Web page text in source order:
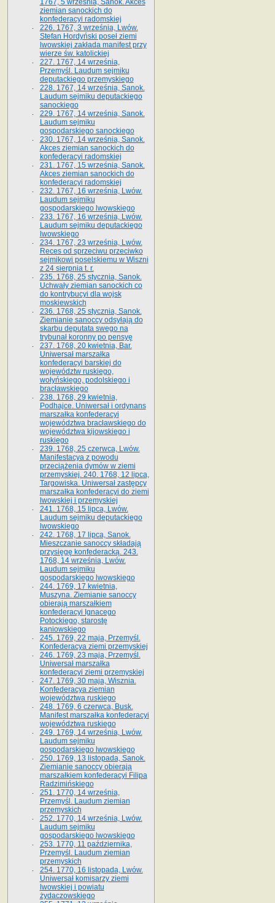
1767, 5 września, Sanok. Akces
ziemian sanockich do
konfederacyi radomskiej
226. 1767, 3 września, Lwów.
Stefan Hordyński poseł ziemi
lwowskiej zakłada manifest przy
wierze św. ka­tolickiej
227. 1767, 14 września,
Przemyśl. Laudum sejmiku
deputackiego przemyskiego
228. 1767, 14 września, Sanok.
Laudum sejmiku deputackiego
sanockiego
229. 1767, 14 września, Sanok.
Laudum sejmiku
gospodarskiego sanockiego
230. 1767, 14 września, Sanok.
Akces ziemian sanockich do
konfederacyi radomskiej
231. 1767, 15 września, Sanok.
Akces ziemian sanockich do
konfederacyi radomskiej
232. 1767, 16 września, Lwów.
Laudum sejmiku
gospodarskiego lwowskiego
233. 1767, 16 września, Lwów.
Laudum sejmiku deputackiego
lwowskiego
234. 1767, 23 września, Lwów.
Reces od sprzeciwu przeciwko
sejmikowi poselskiemu w Wiszni
z 24 sierpnia t. r.
235. 1768, 25 stycznia, Sanok.
Uchwały ziemian sanockich co
do kontrybucyi dla wojsk
moskiewskich
236. 1768, 25 stycznia, Sanok.
Ziemianie sanoccy odsyłają do
skarbu deputata swego na
trybunał koronny po pensyę
237. 1768, 20 kwietnia, Bar.
Uniwersał marszałka
konfederacyi barskiej do
województw ruskiego,
wołyńskiego, podolskiego i
bracławskiego
238. 1768, 29 kwietnia,
Podhajce. Uniwersał i ordynans
marszałka konfederacyi
województwa bracławskiego do
wo­jewództwa kijowskiego i
ruskiego
239. 1768, 25 czerwca, Lwów.
Manifestacya z powodu
przeciążenia dymów w ziemi
przemyskiej. 240. 1768, 12 lipca,
Targowiska. Uniwersał zastępcy
marszałka konfederacyi do ziemi
lwowskiej i przemyskiej
241. 1768, 15 lipca, Lwów.
Laudum sejmiku deputackiego
lwowskiego
242. 1768, 17 lipca, Sanok.
Mieszczanie sanoccy składają
przysięgę konfederacką. 243.
1768, 14 września, Lwów.
Laudum sejmiku
gospodarskiego lwowskiego
244. 1769, 17 kwietnia,
Muszyna. Ziemianie sanoccy
obierają marszałkiem
konfederacyi Ignacego
Potockiego, starostę
kaniowskiego
245. 1769, 22 maja, Przemyśl.
Konfederacya ziemi przemyskiej
246. 1769, 23 maja, Przemyśl.
Uniwersał marszałka
konfederacyi ziemi przemyskiej
247. 1769, 30 maja, Wisznia.
Konfederacya ziemian
województwa ruskiego
248. 1769, 6 czerwca, Busk.
Manifest marszałka konfederacyi
województwa ruskiego
249. 1769, 14 września, Lwów.
Laudum sejmiku
gospodarskiego lwowskiego
250. 1769, 13 listopada, Sanok.
Ziemianie sanoccy obierają
marszałkiem konfederacyi Filipa
Radzimińskiego
251. 1770, 14 września,
Przemyśl. Laudum ziemian
przemyskich
252. 1770, 14 września, Lwów.
Laudum sejmiku
gospodarskiego lwowskiego
253. 1770, 11 października,
Przemyśl. Laudum ziemian
przemyskich
254. 1770, 16 listopada, Lwów.
Uniwersał komisarzy ziemi
lwowskiej i powiatu
żydaczowskiego